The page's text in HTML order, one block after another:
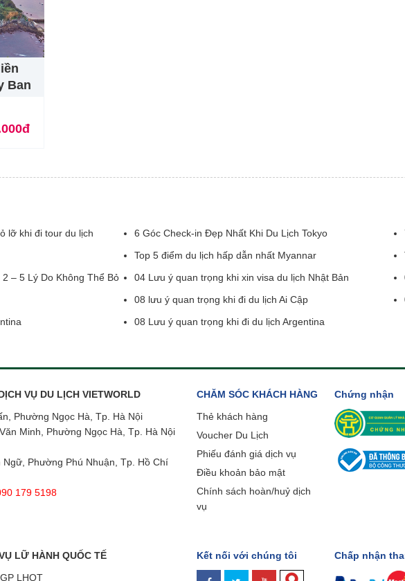
Ban
lỡ khi đi tour du lịch
6 Góc Check-in Đẹp Nhất Khi Du Lịch Tokyo
Top 5 điểm du lịch hấp dẫn nhất Myannar
– 5 Lý Do Không Thể Bỏ
04 Lưu ý quan trọng khi xin visa du lịch Nhật Bản
08 lưu ý quan trọng khi đi du lịch Ai Cập
08 Lưu ý quan trọng khi đi du lịch Argentina
VỤ DU LỊCH VIETWORLD
Phường Ngọc Hà, Tp. Hà Nội
Minh, Phường Ngọc Hà, Tp. Hà Nội
Ngữ, Phường Phú Nhuận, Tp. Hồ Chí
179 5198
CHĂM SÓC KHÁCH HÀNG
Thẻ khách hàng
Voucher Du Lịch
Phiếu đánh giá dịch vụ
Điều khoản bảo mật
Chính sách hoàn/huỷ dịch
vụ
Chứng nhận
LỮ HÀNH QUỐC TẾ
LHQT
Kết nối với chúng tôi Chấp nhận